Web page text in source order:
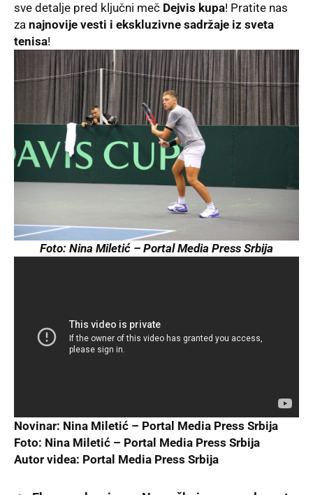
sve detalje pred ključni meč Dejvis kupa! Pratite nas
za najnovije vesti i ekskluzivne sadržaje iz sveta
tenisa!
Foto: Nina Miletić – Portal Media Press Srbija
Novinar: Nina Miletić – Portal Media Press Srbija
Foto: Nina Miletić – Portal Media Press Srbija
Autor videa: Portal Media Press Srbija